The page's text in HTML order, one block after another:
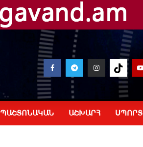
ՊԱՇՏՈՆԱԿԱՆ ԱՇԽԱՐՀ ՍՊՈՐՏ